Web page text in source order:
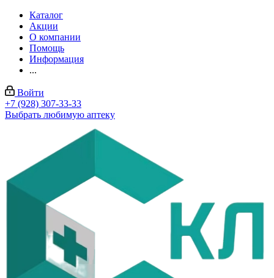
Каталог
Акции
О компании
Помощь
Информация
...
Войти
+7 (928) 307-33-33
Выбрать любимую аптеку